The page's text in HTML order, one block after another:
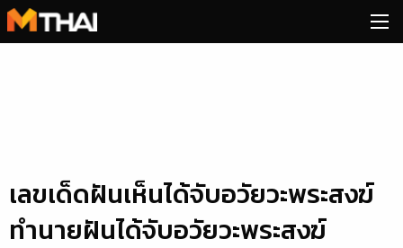
Skip
to
เลขเด็ดฝันเห็นได้จับอวัยวะพระสงฆ์
ทำนายฝันได้จับอวัยวะพระสงฆ์